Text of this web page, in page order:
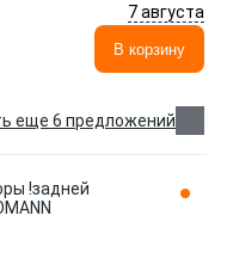
7 августа
В корзину
еще 6 предложений
!задней